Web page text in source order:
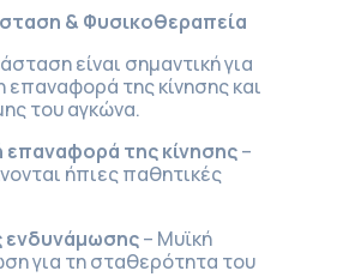
& Φυσικοθεραπεία
είναι σημαντική για
επαναφορά της κίνησης και
του αγκώνα.
επαναφορά της κίνησης–
ήπιες παθητικές
ενδυνάμωσης– Μυϊκή
για τη σταθερότητα του